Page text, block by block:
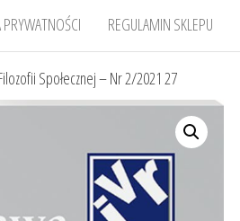
REGULAMIN SKLEPU
Społecznej – Nr 2/2021 27